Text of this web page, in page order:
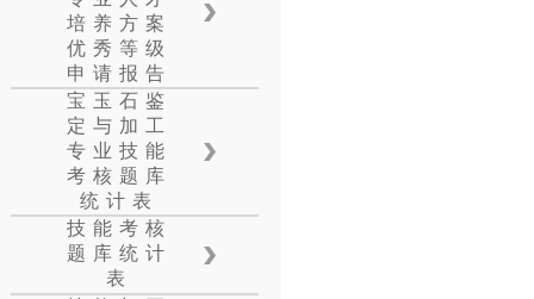
培养方案
优秀等级
申请报告
宝玉石鉴
定与加工
专业技能
考核题库
统计表
技能考核
题库统计
表